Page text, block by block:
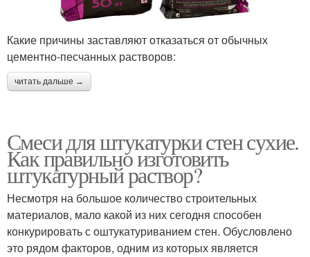
Какие причины заставляют отказаться от обычных
цементно-песчанных растворов:
читать дальше →
Смеси для штукатурки стен сухие.
Как правильно изготовить
штукатурный раствор?
Несмотря на большое количество строительных
материалов, мало какой из них сегодня способен
конкурировать с оштукатуриванием стен. Обусловлено
это рядом факторов, одним из которых является